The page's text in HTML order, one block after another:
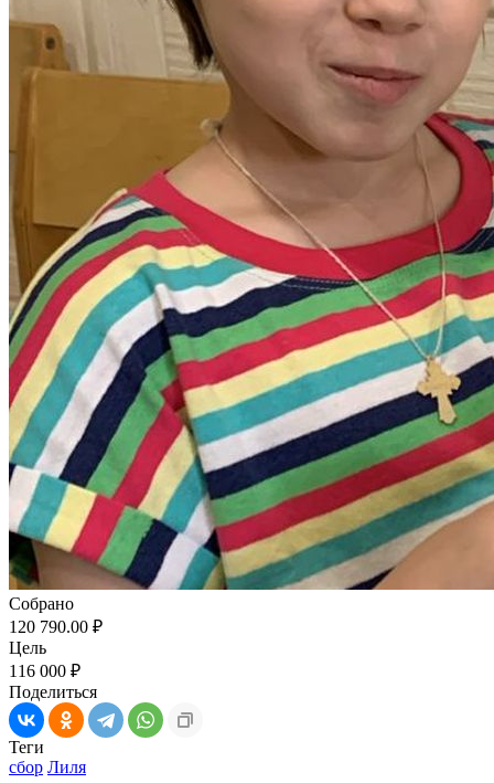
Собрано
120 790.00 ₽
Цель
116 000 ₽
Поделиться
Теги
сбор Лиля